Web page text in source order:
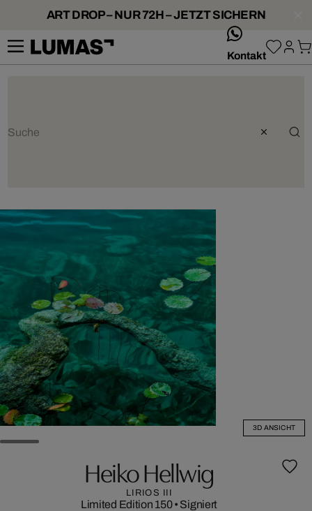
ART DROP – NUR 72H – JETZT SICHERN
Kontakt
3D ANSICHT
Heiko Hellwig
LIRIOS III
Limited Edition 150• Signiert